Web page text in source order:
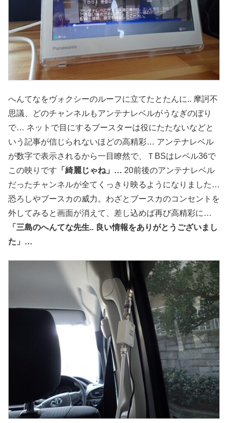
へんてなをヴォクシーのルーフに立てたとたんに.. 摩訶不
思議、どのチャンネルもアンテナレベルがうなぎのぼり
で… ネットで目にするブースターは役にたたないなどと
いう記事が信じられないほどの高精彩… アンテナレベル
が数字で表示されるから一目瞭然で、ＴBSはレベル36で
この映りです 「綺麗じゃね」… 20前後のアンテナレベル
だったチャンネルが全てくっきり映るようになりました…
恐ろしやブースカの威力。わざとブースカのコンセントを
外してみると画面が消えて、差し込めば再び高精彩に…
「三島のへんてな先生.. 良い情報をありがとうございまし
た」…